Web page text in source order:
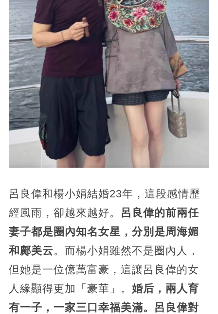
呂良偉和楊小娟結婚23年，這段感情歷
經風雨，卻越來越好。 呂良偉的前兩任
妻子都是圈內知名女星，分別是周海媚
和鄺美云。而楊小娟雖然不是圈內人，
但她是一位億萬富豪，這讓呂良偉的女
人緣顯得更加「豪華」。 婚后，兩人育
有一子，一家三口幸福美滿。呂良偉對